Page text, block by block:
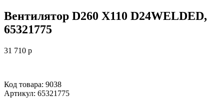
Вентилятор D260 X110 D24WELDED,
65321775
31 710 p
Код товара: 9038
Артикул: 65321775